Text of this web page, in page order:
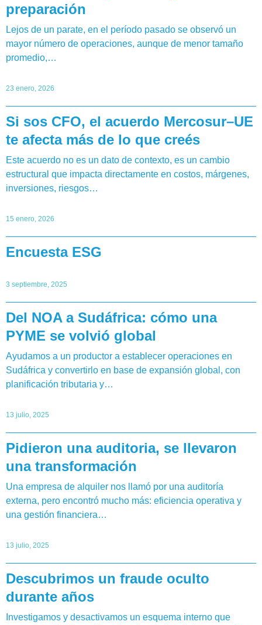
preparación
Lejos de un parate, en el período pasado se observó un
mayor número de operaciones, aunque de menor tamaño
promedio,…
23 enero, 2026
Si sos CFO, el acuerdo Mercosur–UE
te afecta más de lo que creés
Este acuerdo no es un dato de contexto, es un cambio
estructural que impacta directamente en costos, márgenes,
inversiones, riesgos…
15 enero, 2026
Encuesta ESG
3 septiembre, 2025
Del NOA a Sudáfrica: cómo una
PYME se volvió global
Ayudamos a un productor a establecer operaciones en
Sudáfrica y convertirlo en base de expansión global, con
planificación tributaria y…
13 julio, 2025
Pidieron una auditoria, se llevaron
una transformación
Una empresa de alquiler nos llamó por una auditoría
externa, pero encontró mucho más: eficiencia operativa y
una gestión financiera…
13 julio, 2025
Descubrimos un fraude oculto
durante años
Investigamos y desactivamos un esquema interno que